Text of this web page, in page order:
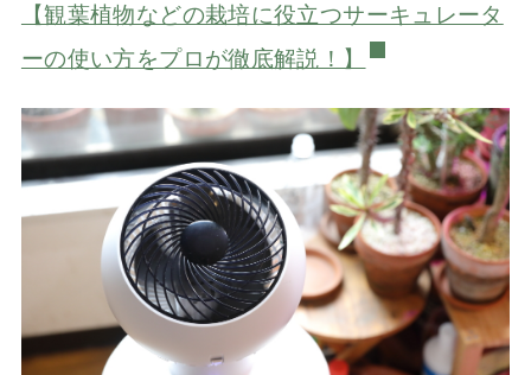
【観葉植物などの栽培に役立つサーキュレータ
ーの使い方をプロが徹底解説！】